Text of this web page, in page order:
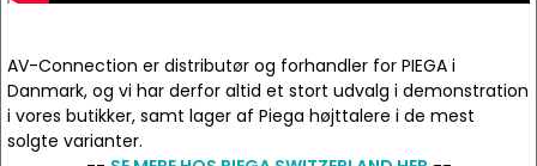
AV-Connection er distributør og forhandler for PIEGA i
Danmark, og vi har derfor altid et stort udvalg i demonstration
i vores butikker, samt lager af Piega højttalere i de mest
solgte varianter.